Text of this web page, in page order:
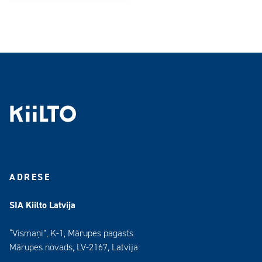
ADRESE
SIA Kiilto Latvija
“Vismaņi”, K-1, Mārupes pagasts
Mārupes novads, LV-2167, Latvija